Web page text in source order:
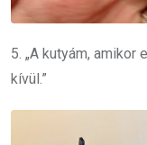
5. „A kutyám,
kívül.”